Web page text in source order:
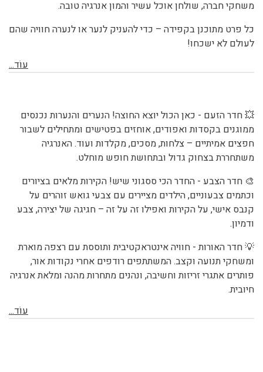
משחקי חברה, שולחן אוכל עשיר והמון אנרגיה טובה.
כל פרט מתוכנן בקפידה – כדי להעניק לנער או לנערה חוויה שהם
לעולם לא ישכחו!
עוֹד...
💥 חדר הזעם - כאן הכול יוצא החוצה! הנערים והנערות נכנסים
ממוגנים בקסדות ואפודים, אוחזים בפטישים ומתחילים לשבור
חפצים אמיתיים – צלחות, מסכים, מקלדות ועוד. האנרגיה
משתחררת בצחוק גדול ובתחושת חופש מוחלט.
🎨 חדר הצבע - החדר הכי ססגוני שיש! הקירות מלאים בציורים
וכתמים צבעוניים, הילדים מציירים עם צבעי גואש זוהרים על
קנבס אישי, על הקירות ואפילו זה על זה – חגיגה של יצירה, צבע
ודמיון.
💡 חדר האורות - חוויה אינטראקטיבית ותוססת עם רצפה מוארת
ומשחקי תנועה וקצב. המשתתפים רודפים אחרי נקודות אור,
פותרים אתגרי זריזות וחשיבה, ונהנים מתחרות מהנה ומלאת אנרגיה
חיובית.
עוֹד...